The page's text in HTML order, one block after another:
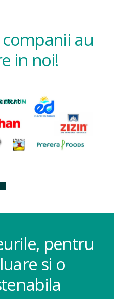
au
in noi!
pentru
si o